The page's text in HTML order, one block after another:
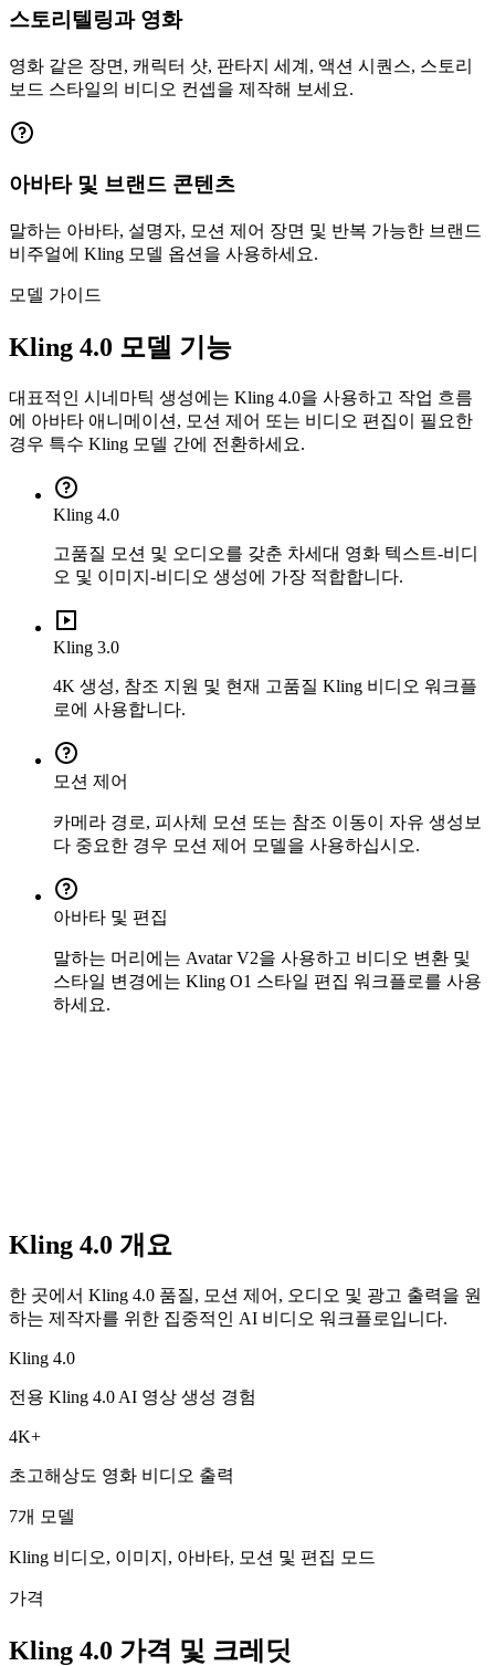
스토리텔링과 영화
영화 같은 장면, 캐릭터 샷, 판타지 세계, 액션 시퀀스, 스토리
보드 스타일의 비디오 컨셉을 제작해 보세요.
아바타 및 브랜드 콘텐츠
말하는 아바타, 설명자, 모션 제어 장면 및 반복 가능한 브랜드
비주얼에 Kling 모델 옵션을 사용하세요.
모델 가이드
Kling 4.0 모델 기능
대표적인 시네마틱 생성에는 Kling 4.0을 사용하고 작업 흐름
에 아바타 애니메이션, 모션 제어 또는 비디오 편집이 필요한
경우 특수 Kling 모델 간에 전환하세요.
Kling 4.0
고품질 모션 및 오디오를 갖춘 차세대 영화 텍스트-비디
오 및 이미지-비디오 생성에 가장 적합합니다.
Kling 3.0
4K 생성, 참조 지원 및 현재 고품질 Kling 비디오 워크플
로에 사용합니다.
모션 제어
카메라 경로, 피사체 모션 또는 참조 이동이 자유 생성보
다 중요한 경우 모션 제어 모델을 사용하십시오.
아바타 및 편집
말하는 머리에는 Avatar V2을 사용하고 비디오 변환 및
스타일 변경에는 Kling O1 스타일 편집 워크플로를 사용
하세요.
Kling 4.0 개요
한 곳에서 Kling 4.0 품질, 모션 제어, 오디오 및 광고 출력을 원
하는 제작자를 위한 집중적인 AI 비디오 워크플로입니다.
Kling 4.0
전용 Kling 4.0 AI 영상 생성 경험
4K+
초고해상도 영화 비디오 출력
7개 모델
Kling 비디오, 이미지, 아바타, 모션 및 편집 모드
가격
Kling 4.0 가격 및 크레딧